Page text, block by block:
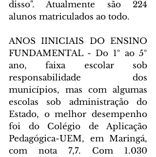
disso". Atualmente são 224
alunos matriculados ao todo.
ANOS IINICIAIS DO ENSINO
FUNDAMENTAL - Do 1º ao 5º
ano, faixa escolar sob
responsabilidade dos
municípios, mas com algumas
escolas sob administração do
Estado, o melhor desempenho
foi do Colégio de Aplicação
Pedagógica-UEM, em Maringá,
com nota 7,7. Com 1.030